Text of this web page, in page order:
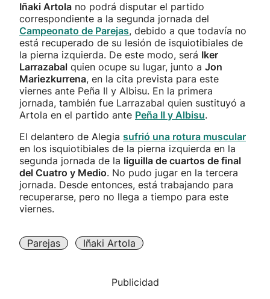
Iñaki Artola no podrá disputar el partido
correspondiente a la segunda jornada del
Campeonato de Parejas, debido a que todavía no
está recuperado de su lesión de isquiotibiales de
la pierna izquierda. De este modo, será Iker
Larrazabal quien ocupe su lugar, junto a Jon
Mariezkurrena, en la cita prevista para este
viernes ante Peña II y Albisu. En la primera
jornada, también fue Larrazabal quien sustituyó a
Artola en el partido ante Peña II y Albisu.
El delantero de Alegia sufrió una rotura muscular
en los isquiotibiales de la pierna izquierda en la
segunda jornada de la liguilla de cuartos de final
del Cuatro y Medio. No pudo jugar en la tercera
jornada. Desde entonces, está trabajando para
recuperarse, pero no llega a tiempo para este
viernes.
Parejas Iñaki Artola
Publicidad